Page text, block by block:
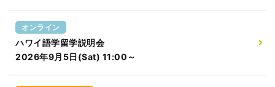
オンライン
ハワイ語学留学説明会
2026年9月5日(Sat) 11:00～